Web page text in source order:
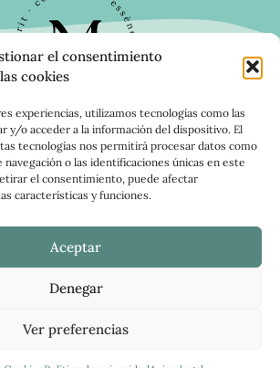
el consentimiento
cookies
experiencias, utilizamos tecnologías como las
y/o acceder a la información del dispositivo. El
tecnologías nos permitirá procesar datos como
o las identificaciones únicas en este
el consentimiento, puede afectar
características y funciones.
Aceptar
Denegar
Ver preferencias
I
n
s
a
g
r
a
m
OM Mi viaje
DE PRIVACIDAD POLÍTICA DE COOKIES